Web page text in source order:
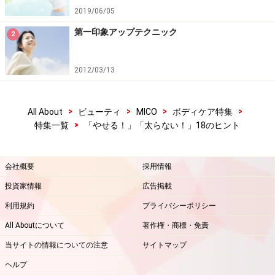
2019/06/05
2 第一印象アップテクニック
2012/03/13
All About > ビューティ > MICO > ボディケア特集
>
特集一覧
> 「やせる！」「太らない！」18のヒント
会社概要 採用情報
投資家情報 広告掲載
利用規約 プライバシーポリシー
All Aboutについて 著作権・商標・免責
当サイトの情報についての注意 サイトマップ
ヘルプ